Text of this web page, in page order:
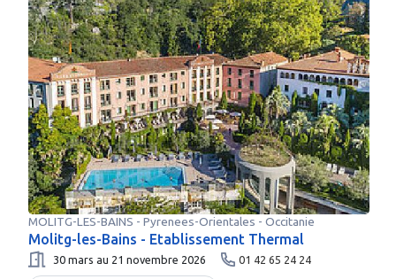
MOLITG-LES-BAINS - Pyrenees-Orientales - Occitanie
Molitg-les-Bains - Etablissement Thermal
30 mars au 21 novembre 2026 01 42 65 24 24